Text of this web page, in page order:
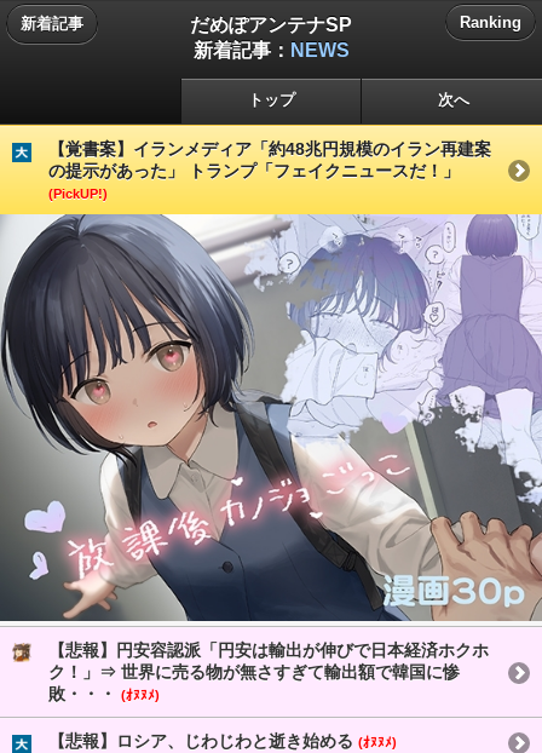
新着記事
だめぽアンテナSP
新着記事： NEWS
Ranking
トップ 次へ
【覚書案】イランメディア「約48兆円規模のイラン再建案
の提示があった」 トランプ「フェイクニュースだ！」
(PickUP!)
【悲報】円安容認派「円安は輸出が伸びで日本経済ホクホ
ク！」⇒ 世界に売る物が無さすぎて輸出額で韓国に惨
敗・・・
(ｵﾇﾇﾒ)
【悲報】ロシア、じわじわと逝き始める (ｵﾇﾇﾒ)